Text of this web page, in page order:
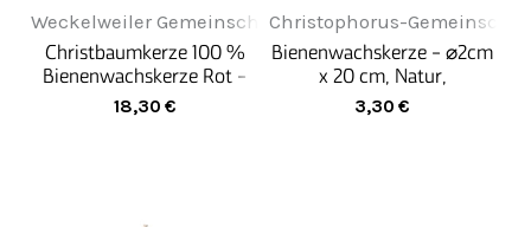
Weckelweiler Gemeinschaften
Christbaumkerze 100 %
Bienenwachskerze Rot -
24 Stück
18,30 €
Christophorus-
Bienenwachskerze - ⌀2cm
x 20 cm, Natur,
handgezogen
3,30 €